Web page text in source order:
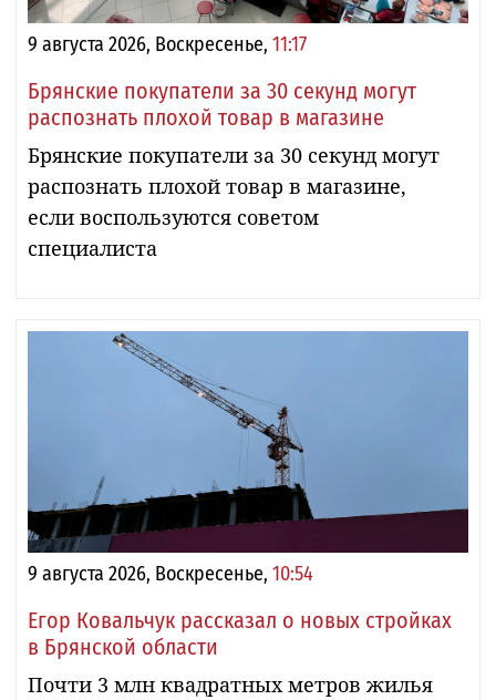
9 августа 2026, Воскресенье, 11:17
Брянские покупатели за 30 секунд могут
распознать плохой товар в магазине
Брянские покупатели за 30 секунд могут
распознать плохой товар в магазине,
если воспользуются советом
специалиста
9 августа 2026, Воскресенье, 10:54
Егор Ковальчук рассказал о новых стройках
в Брянской области
Почти 3 млн квадратных метров жилья